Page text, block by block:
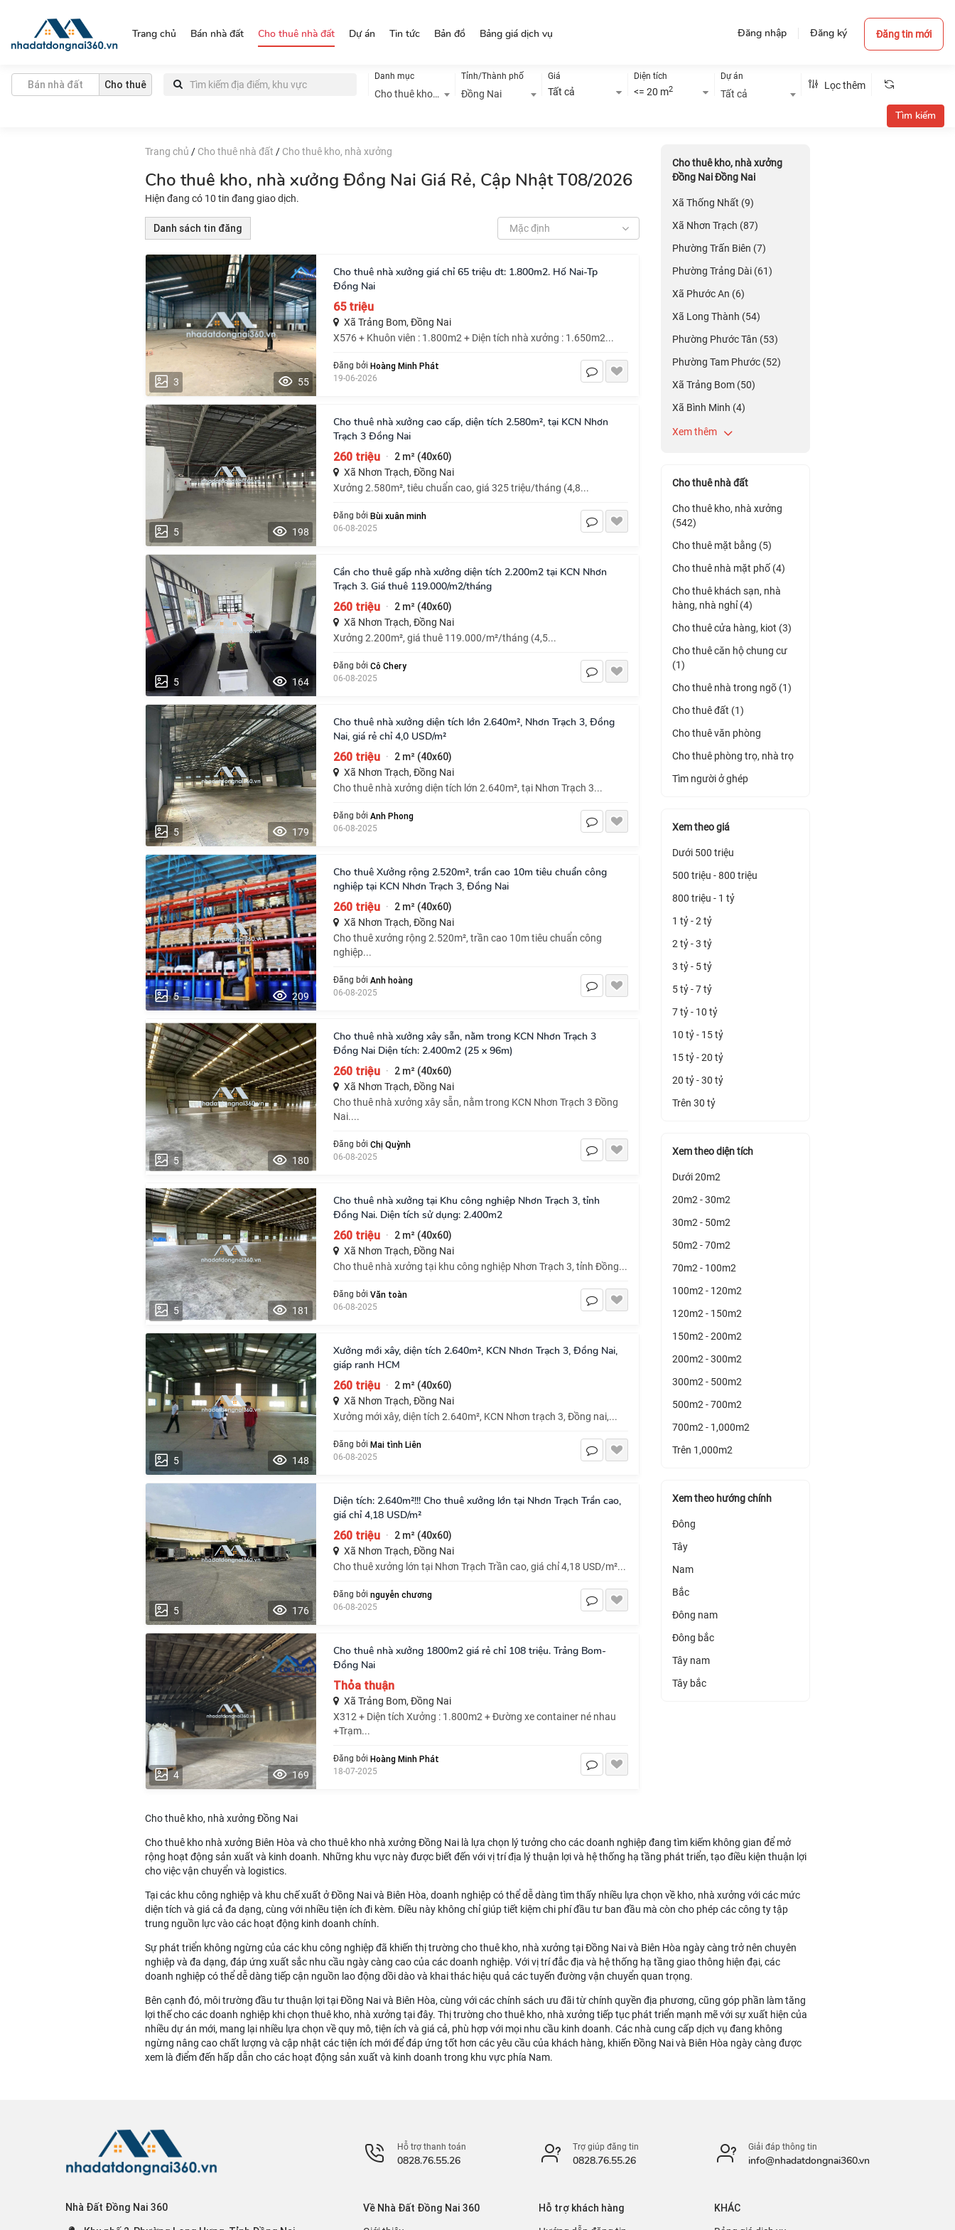
Đăng nhập Đăng ký Đăng tin mới
Trang chủ Bán nhà đất Cho thuê nhà đất Dự án Tin tức Bản đồ Bảng giá dịch vụ
Bán nhà đất Cho thuê
Danh mục
Cho thuê kho, nhà xưởng
Tỉnh/Thành phố
Đồng Nai
Giá
Tất cả
Diện tích
<= 20 m2
Dự án
Tất cả
Lọc thêm
Trang chủ / Cho thuê nhà đất / Cho thuê kho, nhà xưởng
Cho thuê kho, nhà xưởng Đồng Nai Giá Rẻ, Cập Nhật T08/2026
Hiện đang có 10 tin đang giao dịch.
Danh sách tin đăng Mặc định
3 55
Cho thuê nhà xưởng giá chỉ 65 triệu dt: 1.800m2. Hố Nai-Tp
Đồng Nai
65 triệu
Xã Trảng Bom, Đồng Nai
X576 + Khuôn viên : 1.800m2 + Diện tích nhà xưởng : 1.650m2...
Đăng bởi Hoàng Minh Phát
19-06-2026
5 198
Cho thuê nhà xưởng cao cấp, diện tích 2.580m², tại KCN Nhơn
Trạch 3 Đồng Nai
260 triệu · 2 m² (40x60)
Xã Nhơn Trạch, Đồng Nai
Xưởng 2.580m², tiêu chuẩn cao, giá 325 triệu/tháng (4,8...
Đăng bởi Bùi xuân minh
06-08-2025
5 164
Cần cho thuê gấp nhà xưởng diện tích 2.200m2 tại KCN Nhơn
Trạch 3. Giá thuê 119.000/m2/tháng
260 triệu · 2 m² (40x60)
Xã Nhơn Trạch, Đồng Nai
Xưởng 2.200m², giá thuê 119.000/m²/tháng (4,5...
Đăng bởi Cô Chery
06-08-2025
5 179
Cho thuê nhà xưởng diện tích lớn 2.640m², Nhơn Trạch 3, Đồng
Nai, giá rẻ chỉ 4,0 USD/m²
260 triệu · 2 m² (40x60)
Xã Nhơn Trạch, Đồng Nai
Cho thuê nhà xưởng diện tích lớn 2.640m², tại Nhơn Trạch 3...
Đăng bởi Anh Phong
06-08-2025
5 209
Cho thuê Xưởng rộng 2.520m², trần cao 10m tiêu chuẩn công
nghiệp tại KCN Nhơn Trạch 3, Đồng Nai
260 triệu · 2 m² (40x60)
Xã Nhơn Trạch, Đồng Nai
Cho thuê xưởng rộng 2.520m², trần cao 10m tiêu chuẩn công
nghiệp...
Đăng bởi Anh hoàng
06-08-2025
5 180
Cho thuê nhà xưởng xây sẵn, nằm trong KCN Nhơn Trạch 3
Đồng Nai Diện tích: 2.400m2 (25 x 96m)
260 triệu · 2 m² (40x60)
Xã Nhơn Trạch, Đồng Nai
Cho thuê nhà xưởng xây sẵn, nằm trong KCN Nhơn Trạch 3 Đồng
Nai....
Đăng bởi Chị Quỳnh
06-08-2025
5 181
Cho thuê nhà xưởng tại Khu công nghiệp Nhơn Trạch 3, tỉnh
Đồng Nai. Diện tích sử dụng: 2.400m2
260 triệu · 2 m² (40x60)
Xã Nhơn Trạch, Đồng Nai
Cho thuê nhà xưởng tại khu công nghiệp Nhơn Trạch 3, tỉnh Đồng...
Đăng bởi Văn toàn
06-08-2025
5 148
Xưởng mới xây, diện tích 2.640m², KCN Nhơn Trạch 3, Đồng Nai,
giáp ranh HCM
260 triệu · 2 m² (40x60)
Xã Nhơn Trạch, Đồng Nai
Xưởng mới xây, diện tích 2.640m², KCN Nhơn trạch 3, Đồng nai,...
Đăng bởi Mai tình Liên
06-08-2025
5 176
Diện tích: 2.640m²!!! Cho thuê xưởng lớn tại Nhơn Trạch Trần cao,
giá chỉ 4,18 USD/m²
260 triệu · 2 m² (40x60)
Xã Nhơn Trạch, Đồng Nai
Cho thuê xưởng lớn tại Nhơn Trạch Trần cao, giá chỉ 4,18 USD/m²...
Đăng bởi nguyễn chương
06-08-2025
4 169
Cho thuê nhà xưởng 1800m2 giá rẻ chỉ 108 triệu. Trảng Bom-
Đồng Nai
Thỏa thuận
Xã Trảng Bom, Đồng Nai
X312 + Diện tích Xưởng : 1.800m2 + Đường xe container né nhau
+Trạm...
Đăng bởi Hoàng Minh Phát
18-07-2025
Cho thuê kho, nhà xưởng
Đồng Nai Đồng Nai
Xã Thống Nhất (9)
Xã Nhơn Trạch (87)
Phường Trấn Biên (7)
Phường Trảng Dài (61)
Xã Phước An (6)
Xã Long Thành (54)
Phường Phước Tân (53)
Phường Tam Phước (52)
Xã Trảng Bom (50)
Xã Bình Minh (4)
Xem thêm
Cho thuê nhà đất
Cho thuê kho, nhà xưởng
(542)
Cho thuê mặt bằng (5)
Cho thuê nhà mặt phố (4)
Cho thuê khách sạn, nhà
hàng, nhà nghỉ (4)
Cho thuê cửa hàng, kiot (3)
Cho thuê căn hộ chung cư
(1)
Cho thuê nhà trong ngõ (1)
Cho thuê đất (1)
Cho thuê văn phòng
Cho thuê phòng trọ, nhà trọ
Tìm người ở ghép
Xem theo giá
Dưới 500 triệu
500 triệu - 800 triệu
800 triệu - 1 tỷ
1 tỷ - 2 tỷ
2 tỷ - 3 tỷ
3 tỷ - 5 tỷ
5 tỷ - 7 tỷ
7 tỷ - 10 tỷ
10 tỷ - 15 tỷ
15 tỷ - 20 tỷ
20 tỷ - 30 tỷ
Trên 30 tỷ
Xem theo diện tích
Dưới 20m2
20m2 - 30m2
30m2 - 50m2
50m2 - 70m2
70m2 - 100m2
100m2 - 120m2
120m2 - 150m2
150m2 - 200m2
200m2 - 300m2
300m2 - 500m2
500m2 - 700m2
700m2 - 1,000m2
Trên 1,000m2
Xem theo hướng chính
Đông
Tây
Nam
Bắc
Đông nam
Đông bắc
Tây nam
Tây bắc
Cho thuê kho, nhà xưởng Đồng Nai
Cho thuê kho nhà xưởng Biên Hòa và cho thuê kho nhà xưởng Đồng Nai là lựa chọn lý tưởng cho các doanh nghiệp đang tìm kiếm không gian để mở
rộng hoạt động sản xuất và kinh doanh. Những khu vực này được biết đến với vị trí địa lý thuận lợi và hệ thống hạ tầng phát triển, tạo điều kiện thuận lợi
cho việc vận chuyển và logistics.
Tại các khu công nghiệp và khu chế xuất ở Đồng Nai và Biên Hòa, doanh nghiệp có thể dễ dàng tìm thấy nhiều lựa chọn về kho, nhà xưởng với các mức
diện tích và giá cả đa dạng, cùng với nhiều tiện ích đi kèm. Điều này không chỉ giúp tiết kiệm chi phí đầu tư ban đầu mà còn cho phép các công ty tập
trung nguồn lực vào các hoạt động kinh doanh chính.
Sự phát triển không ngừng của các khu công nghiệp đã khiến thị trường cho thuê kho, nhà xưởng tại Đồng Nai và Biên Hòa ngày càng trở nên chuyên
nghiệp và đa dạng, đáp ứng xuất sắc nhu cầu ngày càng cao của các doanh nghiệp. Với vị trí đắc địa và hệ thống hạ tầng giao thông hiện đại, các
doanh nghiệp có thể dễ dàng tiếp cận nguồn lao động dồi dào và khai thác hiệu quả các tuyến đường vận chuyển quan trọng.
Bên cạnh đó, môi trường đầu tư thuận lợi tại Đồng Nai và Biên Hòa, cùng với các chính sách ưu đãi từ chính quyền địa phương, cũng góp phần làm tăng
lợi thế cho các doanh nghiệp khi chọn thuê kho, nhà xưởng tại đây. Thị trường cho thuê kho, nhà xưởng tiếp tục phát triển mạnh mẽ với sự xuất hiện của
nhiều dự án mới, mang lại nhiều lựa chọn về quy mô, tiện ích và giá cả, phù hợp với mọi nhu cầu kinh doanh. Các nhà cung cấp dịch vụ đang không
ngừng nâng cao chất lượng và cập nhật các tiện ích mới để đáp ứng tốt hơn các yêu cầu của khách hàng, khiến Đồng Nai và Biên Hòa ngày càng được
xem là điểm đến hấp dẫn cho các hoạt động sản xuất và kinh doanh trong khu vực phía Nam.
Nhà Đất Đồng Nai 360
Hỗ trợ thanh toán
0828.76.55.26
Trợ giúp đăng tin
0828.76.55.26
Giải đáp thông tin
info@nhadatdongnai360.vn
Về Nhà Đất Đồng Nai 360 Hỗ trợ khách hàng KHÁC